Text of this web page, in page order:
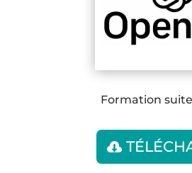
Formation